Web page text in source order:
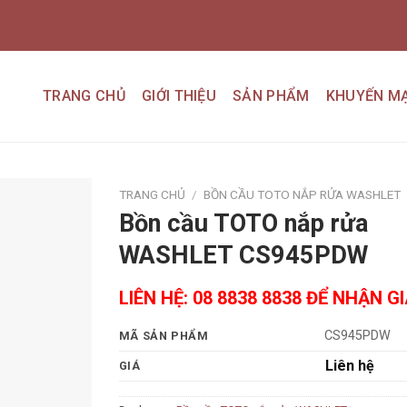
TRANG CHỦ GIỚI THIỆU SẢN PHẨM KHUYẾN
TRANG CHỦ / BỒN CẦU TOTO NẮP RỬA WASHLET
Bồn cầu TOTO nắp rửa
WASHLET CS945PDW
LIÊN HỆ: 08 8838 8838 ĐỂ NHẬN
MÃ SẢN PHẨM CS945PDW
GIÁ Liên hệ